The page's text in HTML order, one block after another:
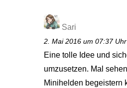
Sari
2. Mai 2016 um 07:37 Uhr
Eine tolle Idee und
umzusetzen. Mal
Minihelden begeistern